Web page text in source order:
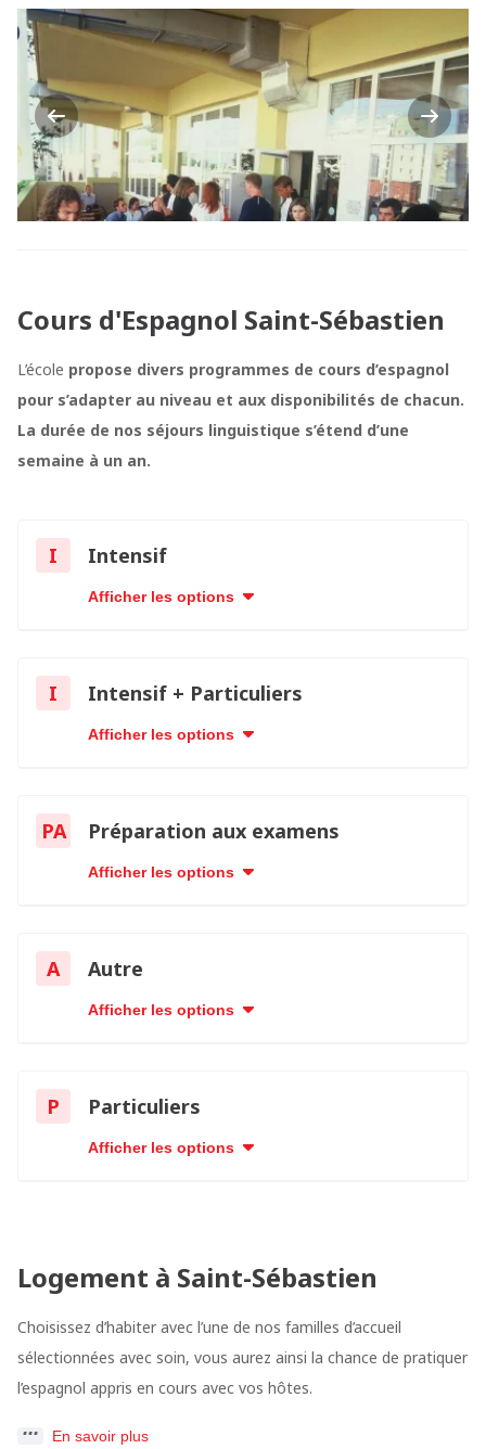
Cours d'Espagnol Saint-Sébastien
L’école propose divers programmes de cours d’espagnol
pour s’adapter au niveau et aux disponibilités de chacun.
La durée de nos séjours linguistique s’étend d’une
semaine à un an.
I Intensif
Afficher les options
I Intensif + Particuliers
Afficher les options
PA Préparation aux examens
Afficher les options
A Autre
Afficher les options
P Particuliers
Afficher les options
Logement à Saint-Sébastien
Choisissez d’habiter avec l’une de nos familles d’accueil
sélectionnées avec soin, vous aurez ainsi la chance de pratiquer
l’espagnol appris en cours avec vos hôtes.
En savoir plus